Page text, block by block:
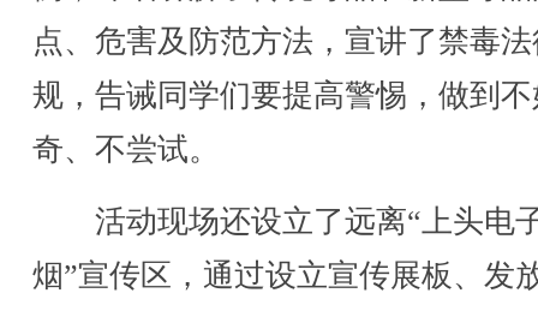
点、危害及防范方法，宣讲了禁毒
规，告诫同学们要提高警惕，做到
奇、不尝试。
活动现场还设立了远离“上头电
烟”宣传区，通过设立宣传展板、发